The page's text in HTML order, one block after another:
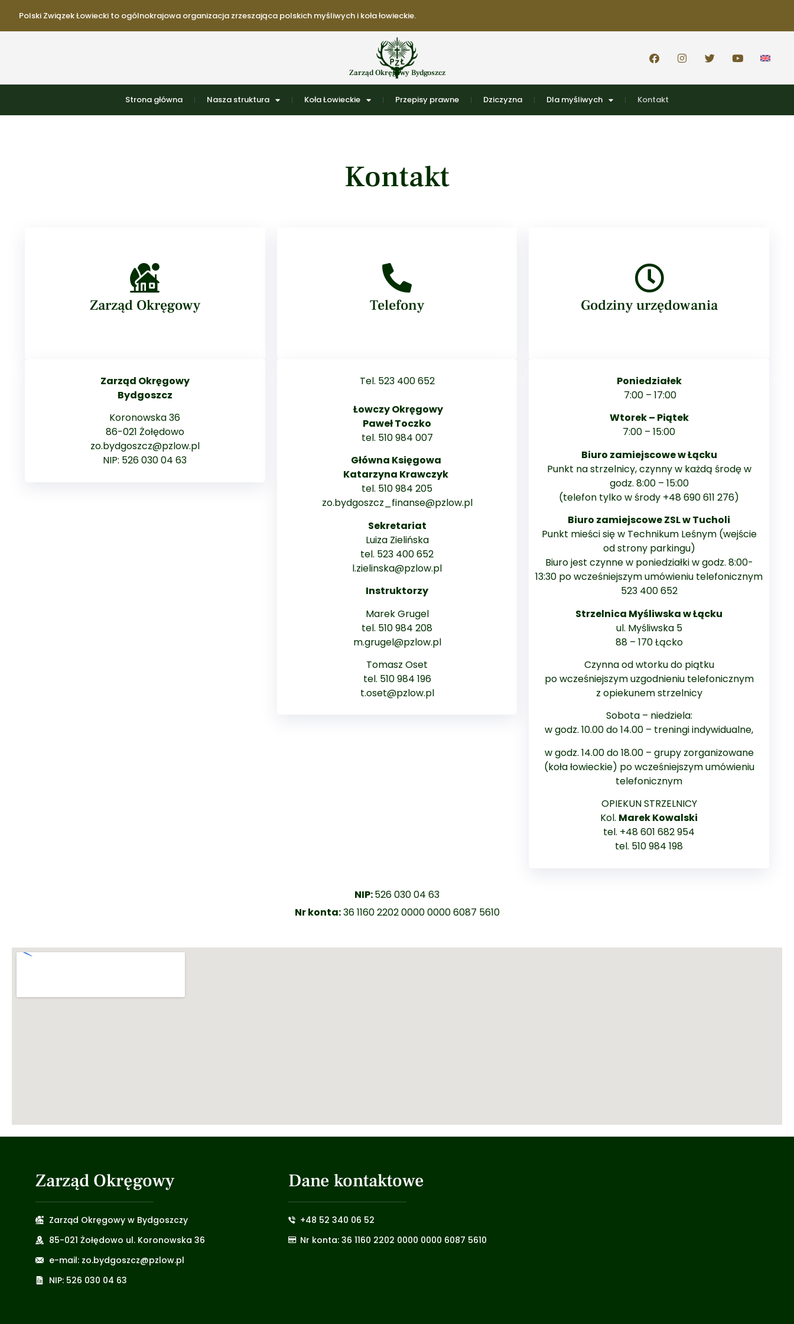
Polski Związek Łowiecki to ogólnokrajowa organizacja zrzeszająca polskich myśliwych i koła łowieckie.
Zarząd Okręgowy Bydgoszcz
Strona główna Nasza struktura Koła Łowieckie Przepisy prawne Dziczyzna Dla myśliwych Kontakt
Kontakt
Zarząd Okręgowy
Zarząd Okręgowy
Bydgoszcz
Koronowska 36
86-021 Żołędowo
zo.bydgoszcz@pzlow.pl
NIP: 526 030 04 63
Telefony
Tel. 523 400 652
Łowczy Okręgowy
Paweł Toczko
tel. 510 984 007
Główna Księgowa
Katarzyna Krawczyk
tel. 510 984 205
zo.bydgoszcz_finanse@pzlow.pl
Sekretariat
Luiza Zielińska
tel. 523 400 652
l.zielinska@pzlow.pl
Instruktorzy
Marek Grugel
tel. 510 984 208
m.grugel@pzlow.pl
Tomasz Oset
tel. 510 984 196
t.oset@pzlow.pl
Godziny urzędowania
Poniedziałek
7:00 – 17:00
Wtorek – Piątek
7:00 – 15:00
Biuro zamiejscowe w Łącku
Punkt na strzelnicy, czynny w każdą środę w
godz. 8:00 – 15:00
(telefon tylko w środy +48 690 611 276)
Biuro zamiejscowe ZSL w Tucholi
Punkt mieści się w Technikum Leśnym (wejście
od strony parkingu)
Biuro jest czynne w poniedziałki w godz. 8:00-
13:30 po wcześniejszym umówieniu telefonicznym
523 400 652
Strzelnica Myśliwska w Łącku
ul. Myśliwska 5
88 – 170 Łącko
Czynna od wtorku do piątku
po wcześniejszym uzgodnieniu telefonicznym
z opiekunem strzelnicy
Sobota – niedziela:
w godz. 10.00 do 14.00 – treningi indywidualne,
w godz. 14.00 do 18.00 – grupy zorganizowane
(koła łowieckie) po wcześniejszym umówieniu
telefonicznym
OPIEKUN STRZELNICY
Kol. Marek Kowalski
tel. +48 601 682 954
tel. 510 984 198
NIP:526 030 04 63
Nr konta:36 1160 2202 0000 0000 6087 5610
Zarząd Okręgowy
Zarząd Okręgowy w Bydgoszczy
85-021 Żołędowo ul. Koronowska 36
e-mail: zo.bydgoszcz@pzlow.pl
NIP: 526 030 04 63
Dane kontaktowe
+48 52 340 06 52
Nr konta: 36 1160 2202 0000 0000 6087 5610